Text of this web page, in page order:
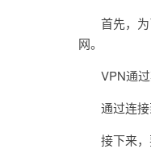
首先，为
网。
VPN通过
通过连接
接下来，